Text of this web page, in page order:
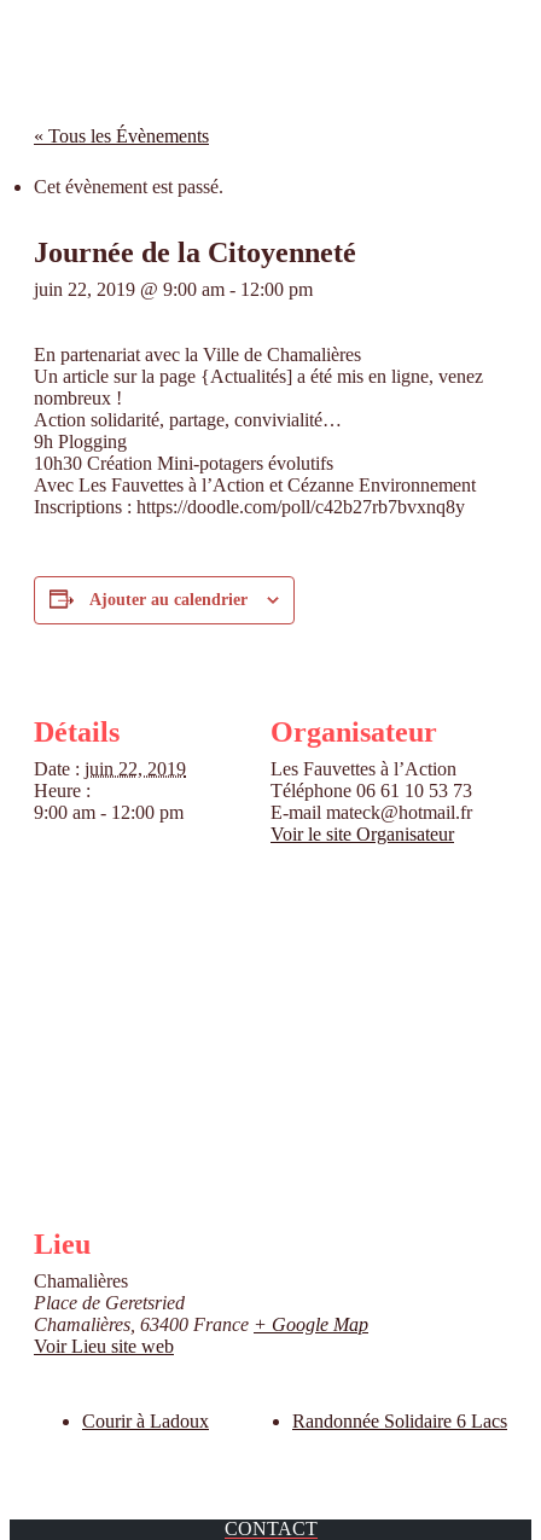
« Tous les Évènements
Cet évènement est passé.
Journée de la Citoyenneté
juin 22, 2019 @ 9:00 am - 12:00 pm
En partenariat avec la Ville de Chamalières
Un article sur la page {Actualités] a été mis en ligne, venez
nombreux !
Action solidarité, partage, convivialité…
9h Plogging
10h30 Création Mini-potagers évolutifs
Avec Les Fauvettes à l’Action et Cézanne Environnement
Inscriptions : https://doodle.com/poll/c42b27rb7bvxnq8y
Ajouter au calendrier
Détails
Date : juin 22, 2019
Heure :
9:00 am - 12:00 pm
Organisateur
Les Fauvettes à l’Action
Téléphone 06 61 10 53 73
E-mail mateck@hotmail.fr
Voir le site Organisateur
Lieu
Chamalières
Place de Geretsried
Chamalières 63400 France + Google Map
Voir Lieu site web
Courir à Ladoux Randonnée Solidaire 6 Lacs
CONTACT